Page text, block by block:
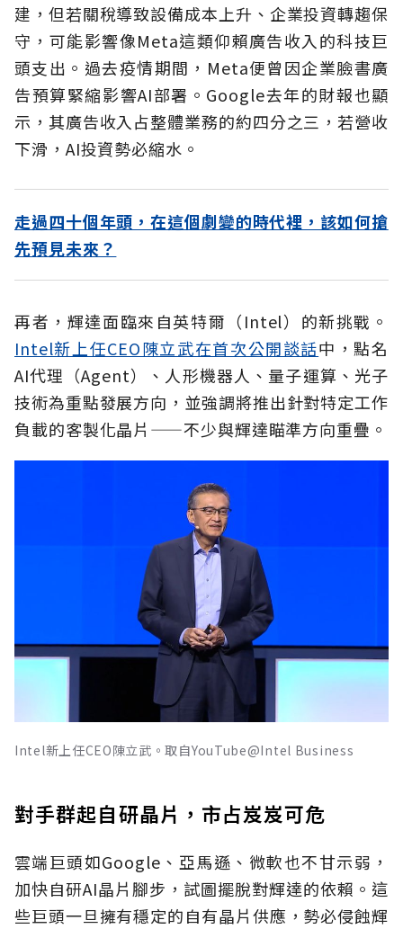
建，但若關稅導致設備成本上升、企業投資轉趨保
守，可能影響像Meta這類仰賴廣告收入的科技巨
頭支出。過去疫情期間，Meta便曾因企業臉書廣
告預算緊縮影響AI部署。Google去年的財報也顯
示，其廣告收入占整體業務的約四分之三，若營收
下滑，AI投資勢必縮水。
走過四十個年頭，在這個劇變的時代裡，該如何搶
先預見未來？
再者，輝達面臨來自英特爾（Intel）的新挑戰。
Intel新上任CEO陳立武在首次公開談話中，點名
AI代理（Agent）、人形機器人、量子運算、光子
技術為重點發展方向，並強調將推出針對特定工作
負載的客製化晶片——不少與輝達瞄準方向重疊。
Intel新上任CEO陳立武。取自YouTube@Intel Business
對手群起自研晶片，市占岌岌可危
雲端巨頭如Google、亞馬遜、微軟也不甘示弱，
加快自研AI晶片腳步，試圖擺脫對輝達的依賴。這
些巨頭一旦擁有穩定的自有晶片供應，勢必侵蝕輝